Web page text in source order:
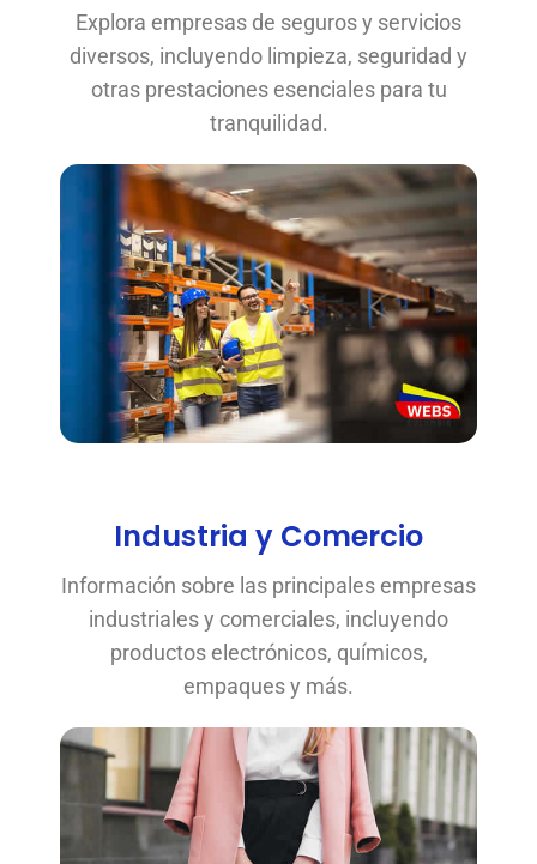
Explora empresas de seguros y servicios
diversos, incluyendo limpieza, seguridad y
otras prestaciones esenciales para tu
tranquilidad.
Industria y Comercio
Información sobre las principales empresas
industriales y comerciales, incluyendo
productos electrónicos, químicos,
empaques y más.